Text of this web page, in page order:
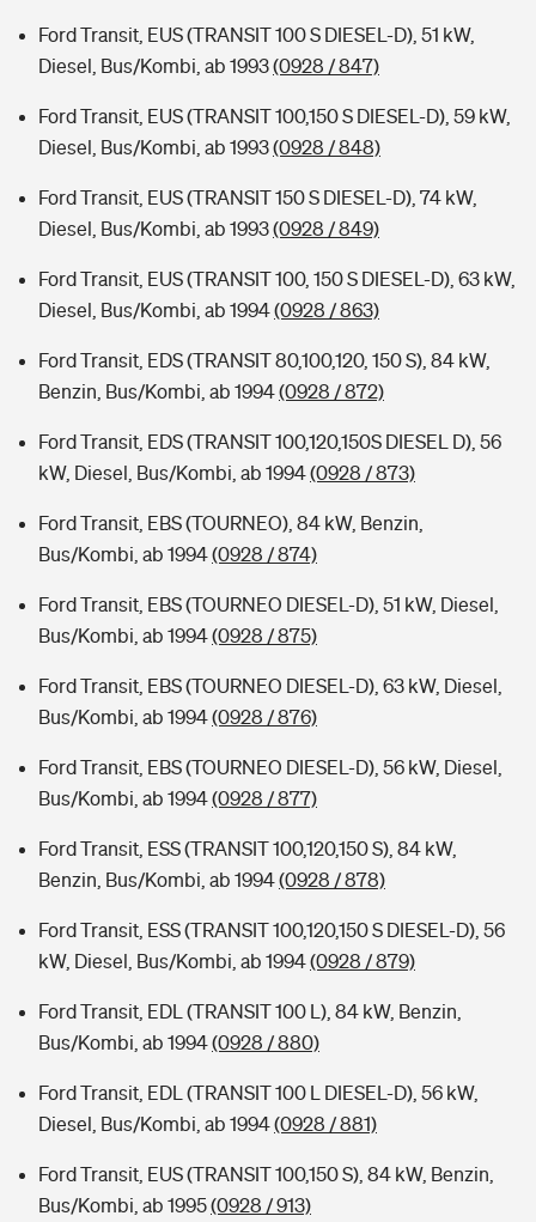
Ford Transit, EUS (TRANSIT 100 S DIESEL-D), 51 kW,
Diesel, Bus/Kombi, ab 1993(0928 / 847)
Ford Transit, EUS (TRANSIT 100,150 S DIESEL-D), 59 kW,
Diesel, Bus/Kombi, ab 1993(0928 / 848)
Ford Transit, EUS (TRANSIT 150 S DIESEL-D), 74 kW,
Diesel, Bus/Kombi, ab 1993(0928 / 849)
Ford Transit, EUS (TRANSIT 100, 150 S DIESEL-D), 63 kW,
Diesel, Bus/Kombi, ab 1994(0928 / 863)
Ford Transit, EDS (TRANSIT 80,100,120, 150 S), 84 kW,
Benzin, Bus/Kombi, ab 1994(0928 / 872)
Ford Transit, EDS (TRANSIT 100,120,150S DIESEL D), 56
kW, Diesel, Bus/Kombi, ab 1994(0928 / 873)
Ford Transit, EBS (TOURNEO), 84 kW, Benzin,
Bus/Kombi, ab 1994(0928 / 874)
Ford Transit, EBS (TOURNEO DIESEL-D), 51 kW, Diesel,
Bus/Kombi, ab 1994(0928 / 875)
Ford Transit, EBS (TOURNEO DIESEL-D), 63 kW, Diesel,
Bus/Kombi, ab 1994(0928 / 876)
Ford Transit, EBS (TOURNEO DIESEL-D), 56 kW, Diesel,
Bus/Kombi, ab 1994(0928 / 877)
Ford Transit, ESS (TRANSIT 100,120,150 S), 84 kW,
Benzin, Bus/Kombi, ab 1994(0928 / 878)
Ford Transit, ESS (TRANSIT 100,120,150 S DIESEL-D), 56
kW, Diesel, Bus/Kombi, ab 1994(0928 / 879)
Ford Transit, EDL (TRANSIT 100 L), 84 kW, Benzin,
Bus/Kombi, ab 1994(0928 / 880)
Ford Transit, EDL (TRANSIT 100 L DIESEL-D), 56 kW,
Diesel, Bus/Kombi, ab 1994(0928 / 881)
Ford Transit, EUS (TRANSIT 100,150 S), 84 kW, Benzin,
Bus/Kombi, ab 1995(0928 / 913)